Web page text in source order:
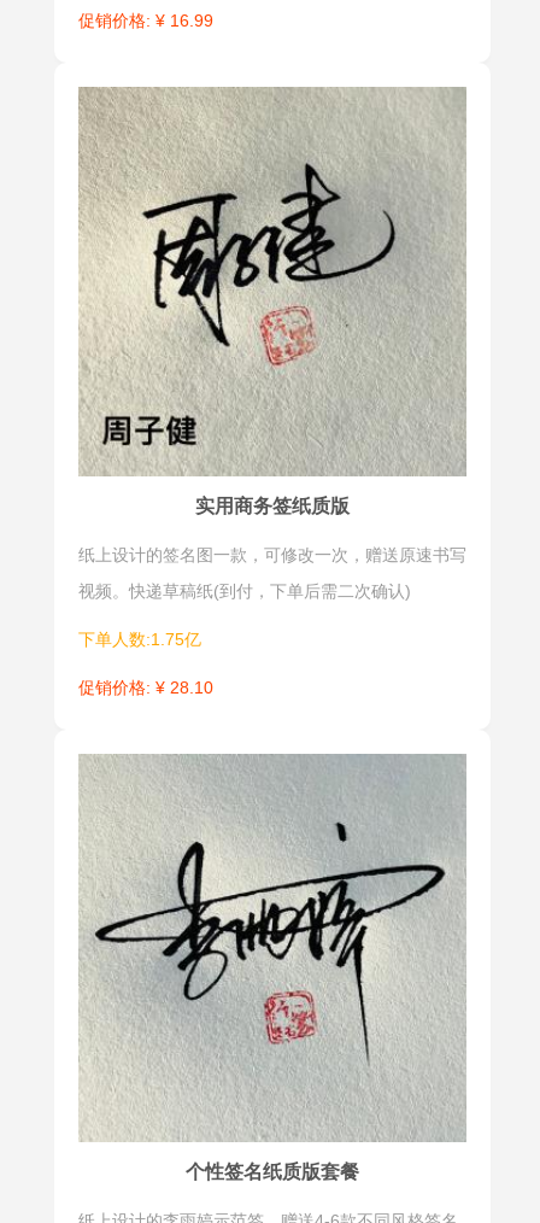
促销价格: ¥ 16.99
实用商务签纸质版
纸上设计的签名图一款，可修改一次，赠送原速书写
视频。快递草稿纸(到付，下单后需二次确认)
下单人数:1.75亿
促销价格: ¥ 28.10
个性签名纸质版套餐
自己留做纪
竖式签
竖式签是这
种签名形势
源于中国传
统书写习
惯，从笔画
的承接到章
法布局均可
参照行草书
形式，中国
的少数书法
及日本的象
的的借鉴作
英文签是线
条流畅、结
构圆润，简
洁生动。表
现风格轻快
活泼，优雅
随意。主要
用在涉外场
自我标识。
合文签
合文签是一
种很有中国
民间艺术特
色的签名，
往往二或三
字合一，将
名字中的若
干个字的相
同偏旁合而
明星签是一
种个性化的
签名设计形
式，通过独
特的字体、
排版和装饰
元素，展现
个人的独特
魅力和个性